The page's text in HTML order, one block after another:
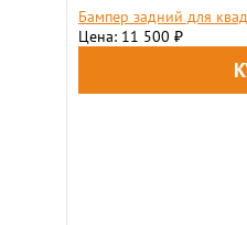
Бампер задний для
Цена: 11 500 ₽